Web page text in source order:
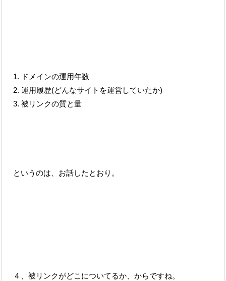
ドメインの運用年数
運用履歴(どんなサイトを運営していたか)
被リンクの質と量
というのは、お話したとおり。
４、被リンクがどこについてるか、からですね。